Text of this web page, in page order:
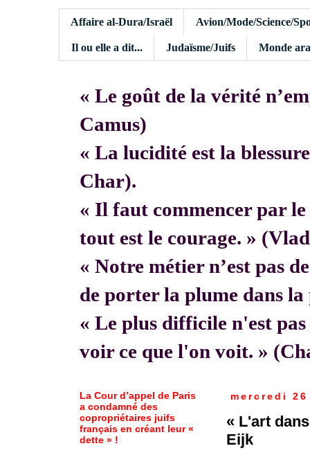
Affaire al-Dura/Israël Avion/Mode/Science/
Il ou elle a dit... Judaïsme/Juifs Monde
« Le goût de la vérité
Camus)
« La lucidité est la
Char).
« Il faut commencer par le
tout est le courage. »
« Notre métier n’est pas
de porter la plume dans
« Le plus difficile n'est
voir ce que l'on voit. »
mercredi
« L'art
Eijk
La Cour d’appel de Paris
a condamné des
copropriétaires juifs
français en créant leur «
dette » !